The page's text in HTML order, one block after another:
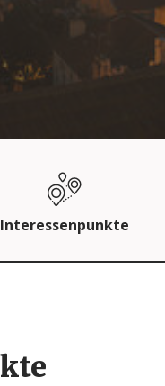
Interessenpunkte